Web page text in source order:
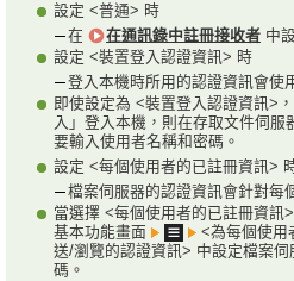
設定 <普通> 時
在
在通訊錄中註冊接收者 中
設定 <裝置登入認證資訊> 時
登入本機時所用的認證資訊會使
即使設定為 <裝置登入認證資訊>
入」登入本機，則在存取文件伺服
要輸入使用者名稱和密碼。
設定 <每個使用者的已註冊資訊>
檔案伺服器的認證資訊會針對每
當選擇 <每個使用者的已註冊資訊
基本功能畫面
<為每個使用
送/瀏覽的認證資訊> 中設定檔案
碼。